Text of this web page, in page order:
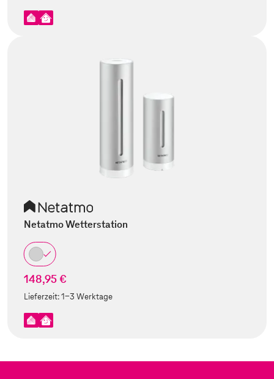
Netatmo Wetterstation
148,95 €
Lieferzeit:1-3 Werktage